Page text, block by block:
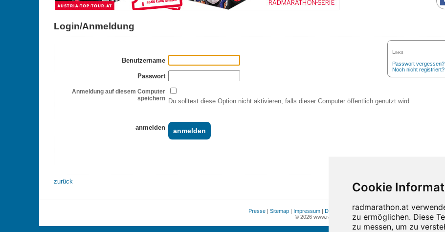
Login/Anmeldung
Links
Passwort vergessen?
Noch nicht registriert?
Benutzername
Passwort
Anmeldung auf diesem Computer
speichern Du solltest diese Option nicht aktivieren, falls dieser Computer öffentlich genutzt wird
anmelden
zurück
Presse | Sitemap | Impressum | Datenschutz |Cookie Einstellungen
© 2026 www.radmarathon.at